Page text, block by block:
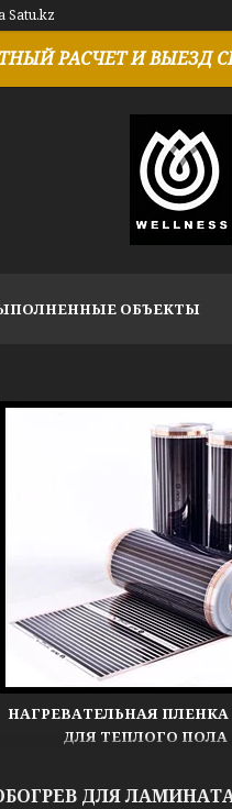
Satu.kz
РАСЧЕТ И ВЫЕЗД
ОБЪЕКТЫ
НАГРЕВАТЕЛЬНАЯ ПЛЕНКА
ДЛЯ ТЕПЛОГО ПОЛА
ДЛЯ